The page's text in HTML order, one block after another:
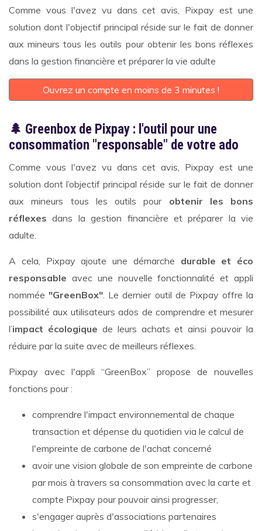
Comme vous l'avez vu dans cet avis, Pixpay est une
solution dont l'objectif principal réside sur le fait de donner
aux mineurs tous les outils pour obtenir les bons réflexes
dans la gestion financière et préparer la vie adulte
Ouvrez un compte en moins de 3 minutes !
🌲 Greenbox de Pixpay : l'outil pour une
consommation "responsable" de votre ado
Comme vous l'avez vu dans cet avis, Pixpay est une
solution dont l’objectif principal réside sur le fait de donner
aux mineurs tous les outils pourobtenir les bons
réflexes dans la gestion financière et préparer la vie
adulte.
A cela, Pixpay ajoute une démarche durable et éco
responsable avec une nouvelle fonctionnalité et appli
nommée"GreenBox". Le dernier outil de Pixpay offre la
possibilité aux utilisateurs ados de comprendre et mesurer
l’impact écologique de leurs achats et ainsi pouvoir la
réduire par la suite avec de meilleurs réflexes.
Pixpay avec l'appli “GreenBox” propose de nouvelles
fonctions pour :
comprendre l'impact environnemental de chaque
transaction et dépense du quotidien via le calcul de
l'empreinte de carbone de l'achat concerné
avoir une vision globale de son empreinte de carbone
par mois à travers sa consommation avec la carte et
compte Pixpay pour pouvoir ainsi progresser,
s'engager auprès d'associations partenaires